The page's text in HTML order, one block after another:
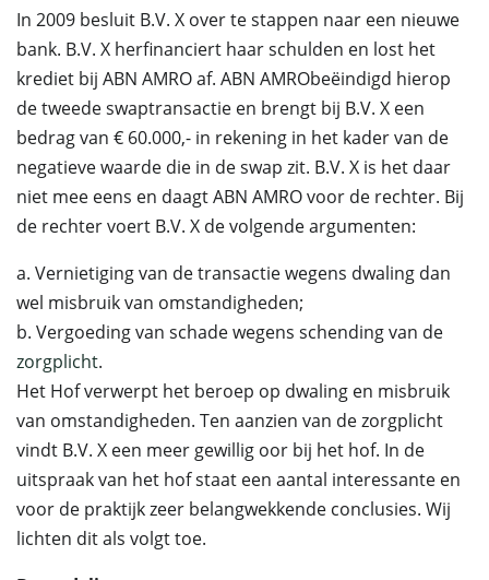
In 2009 besluit B.V. X over te stappen naar een nieuwe
bank. B.V. X herfinanciert haar schulden en lost het
krediet bij ABN AMRO af. ABN AMRObeëindigd hierop
de tweede swaptransactie en brengt bij B.V. X een
bedrag van € 60.000,- in rekening in het kader van de
negatieve waarde die in de swap zit. B.V. X is het daar
niet mee eens en daagt ABN AMRO voor de rechter. Bij
de rechter voert B.V. X de volgende argumenten:
a. Vernietiging van de transactie wegens dwaling dan
wel misbruik van omstandigheden;
b. Vergoeding van schade wegens schending van de
zorgplicht.
Het Hof verwerpt het beroep op dwaling en misbruik
van omstandigheden. Ten aanzien van de zorgplicht
vindt B.V. X een meer gewillig oor bij het hof. In de
uitspraak van het hof staat een aantal interessante en
voor de praktijk zeer belangwekkende conclusies. Wij
lichten dit als volgt toe.